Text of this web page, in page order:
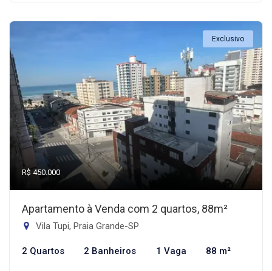
Exclusivo
R$ 450.000
Apartamento à Venda com 2 quartos, 88m²
Vila Tupi, Praia Grande-SP
2 Quartos 2 Banheiros 1 Vaga 88 m²